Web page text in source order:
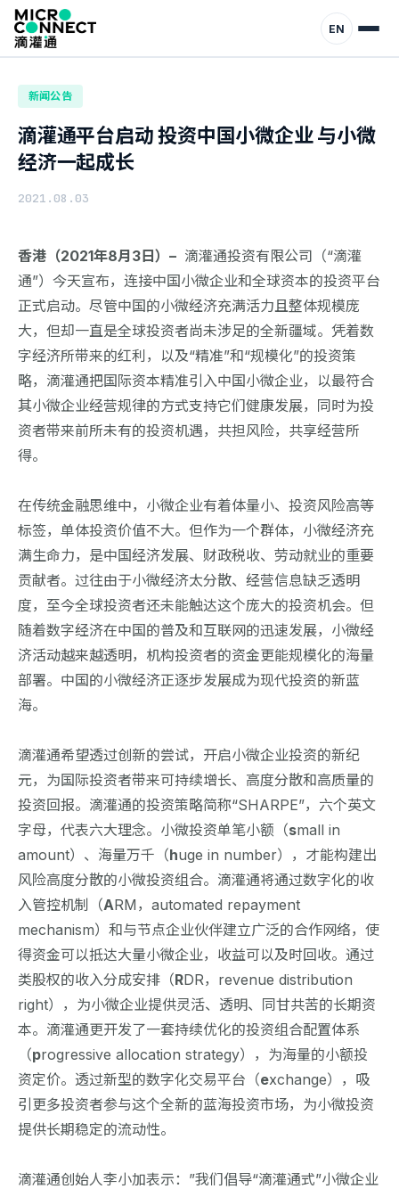
EN
首页 动态 新闻公告
新闻公告
滴灌通平台启动 投资中国小微企业 与小微
经济一起成长
2021.08.03
香港（2021年8月3日）– 滴灌通投资有限公司（“滴灌
通”）今天宣布，连接中国小微企业和全球资本的投资平台
正式启动。尽管中国的小微经济充满活力且整体规模庞
大，但却一直是全球投资者尚未涉足的全新疆域。凭着数
字经济所带来的红利，以及“精准”和“规模化”的投资策
略，滴灌通把国际资本精准引入中国小微企业，以最符合
其小微企业经营规律的方式支持它们健康发展，同时为投
资者带来前所未有的投资机遇，共担风险，共享经营所
得。
在传统金融思维中，小微企业有着体量小、投资风险高等
标签，单体投资价值不大。但作为一个群体，小微经济充
满生命力，是中国经济发展、财政税收、劳动就业的重要
贡献者。过往由于小微经济太分散、经营信息缺乏透明
度，至今全球投资者还未能触达这个庞大的投资机会。但
随着数字经济在中国的普及和互联网的迅速发展，小微经
济活动越来越透明，机构投资者的资金更能规模化的海量
部署。中国的小微经济正逐步发展成为现代投资的新蓝
海。
滴灌通希望透过创新的尝试，开启小微企业投资的新纪
元，为国际投资者带来可持续增长、高度分散和高质量的
投资回报。滴灌通的投资策略简称“SHARPE”，六个英文
字母，代表六大理念。小微投资单笔小额（small in
amount）、海量万千（huge in number），才能构建出
风险高度分散的小微投资组合。滴灌通将通过数字化的收
入管控机制（ARM，automated repayment
mechanism）和与节点企业伙伴建立广泛的合作网络，使
得资金可以抵达大量小微企业，收益可以及时回收。通过
类股权的收入分成安排（RDR，revenue distribution
right），为小微企业提供灵活、透明、同甘共苦的长期资
本。滴灌通更开发了一套持续优化的投资组合配置体系
（progressive allocation strategy），为海量的小额投
资定价。透过新型的数字化交易平台（exchange），吸
引更多投资者参与这个全新的蓝海投资市场，为小微投资
提供长期稳定的流动性。
滴灌通创始人李小加表示：”我们倡导“滴灌通式”小微企业